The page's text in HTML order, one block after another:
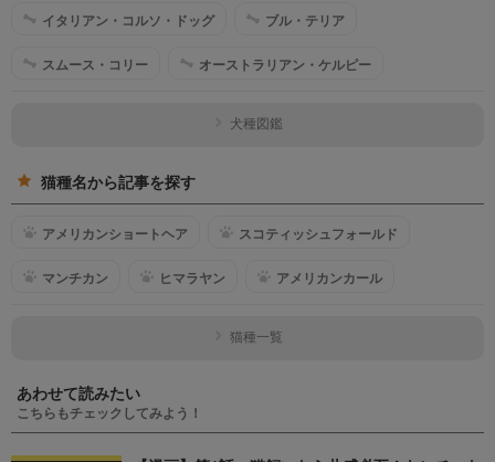
イタリアン・コルソ・ドッグ ブル・テリア
スムース・コリー オーストラリアン・ケルピー
犬種図鑑
猫種名から記事を探す
アメリカンショートヘア スコティッシュフォールド
マンチカン ヒマラヤン アメリカンカール
猫種一覧
あわせて読みたい
こちらもチェックしてみよう！